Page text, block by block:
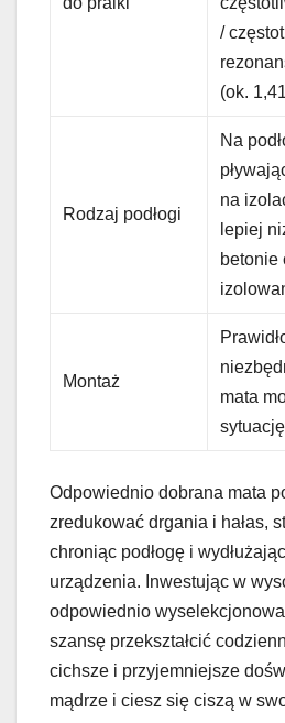
/
(ok.
Rodzaj podłogi
Na
na
lepiej
betonie
Montaż
mata
Odpowiednio dobrana mata
zredukować drgania i hałas,
chroniąc podłogę i
urządzenia. Inwestując w
odpowiednio
szansę przekształcić
cichsze i przyjemniejsze
mądrze i ciesz się ciszą w